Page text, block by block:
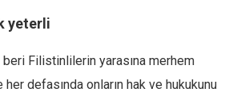
yeterli
Filistinlilerin yarasına merhem
defasında onların hak ve hukukunu